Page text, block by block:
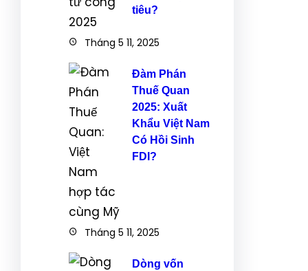
tiêu?
Tháng 5 11, 2025
Đàm Phán
Thuế Quan
2025: Xuất
Khẩu Việt Nam
Có Hồi Sinh
FDI?
Tháng 5 11, 2025
Dòng vốn